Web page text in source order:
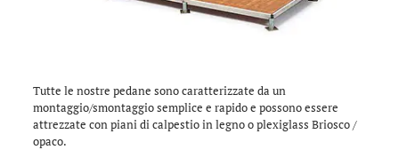
Tutte le nostre pedane sono caratterizzate da un
montaggio/smontaggio semplice e rapido e possono essere
attrezzate con piani di calpestio in legno o plexiglass Briosco /
opaco.